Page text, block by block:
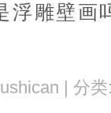
浮雕壁画
| 分